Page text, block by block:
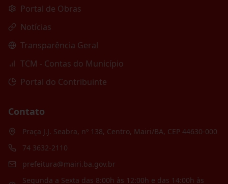
Portal de Obras
Notícias
Transparência Geral
TCM - Contas do Município
Portal do Contribuinte
Contato
Praça J.J. Seabra, nº 138, Centro, Mairi/BA, CEP 44630-000
74 3632-2110
prefeitura@mairi.ba.gov.br
Segunda a Sexta das 8:00h às 12:00h e das 14:00h às